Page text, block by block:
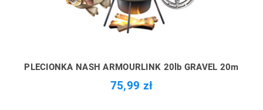
PLECIONKA NASH ARMOURLINK 20lb GRAVEL 20m
75,99 zł